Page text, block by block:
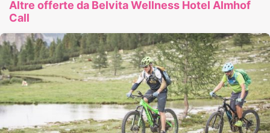
Altre offerte da Belvita Wellness Hotel Almhof
Call